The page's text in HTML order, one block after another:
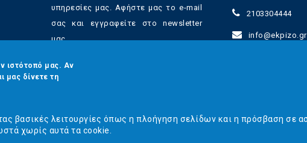
υπηρεσίες μας. Αφήστε μας το e-mail
σας και εγγραφείτε στο newsletter
μας.
Έχετε τη δυνατότητα απεγγραφής
από τα newsletters μας ανά πάσα
Email*
2103304444
info@ekpizo.gr
ιστότοπό μας. Αν
μας δίνετε τη
βασικές λειτουργίες όπως η πλοήγηση σελίδων και η πρόσβαση σε
χωρίς αυτά τα cookie.